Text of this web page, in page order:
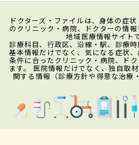
ドクターズ・ファイルは、身体の症
のクリニック・病院、ドクターの情
地域医療情報サイト
診療科目、行政区、沿線・駅、診療
基本情報だけでなく、気になる症状
条件に合ったクリニック・病院、ド
ます。 医院情報だけでなく、独自取
関する情報（診療方針や得意な治療